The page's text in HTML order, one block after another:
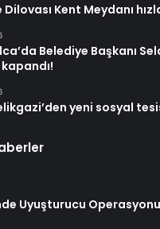
Kent Meydanı
Belediye Başkanı
yeni sosyal
Uyuşturucu Operasyonu